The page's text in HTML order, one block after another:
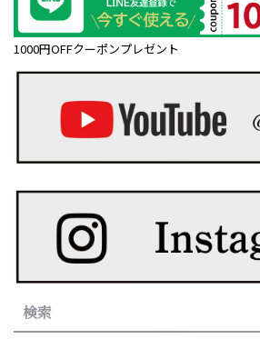
1000円OFFクーポンプレゼント
検索